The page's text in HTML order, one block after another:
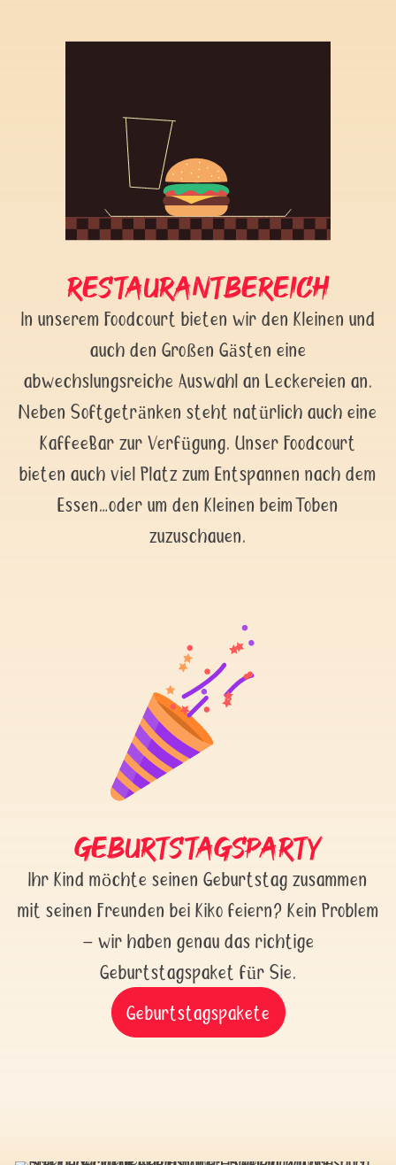
Restaurantbereich
In unserem Foodcourt bieten wir den Kleinen und
auch den Großen Gästen eine
abwechslungsreiche Auswahl an Leckereien an.
Neben Softgetränken steht natürlich auch eine
KaffeeBar zur Verfügung. Unser Foodcourt
bieten auch viel Platz zum Entspannen nach dem
Essen…oder um den Kleinen beim Toben
zuzuschauen.
Geburtstagsparty
Ihr Kind möchte seinen Geburtstag zusammen
mit seinen Freunden bei Kiko feiern? Kein Problem
– wir haben genau das richtige
Geburtstagspaket für Sie.
Geburtstagspakete